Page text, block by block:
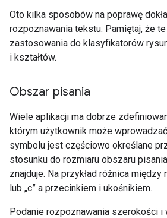
Oto kilka sposobów na poprawę
rozpoznawania tekstu. Pamiętaj, że
zastosowania do klasyfikatorów
i kształtów.
Obszar pisania
Wiele aplikacji ma dobrze
którym użytkownik może
symbolu jest częściowo określane
stosunku do rozmiaru obszaru
znajduje. Na przykład różnica między
lub „c” a przecinkiem i ukośnikiem.
Podanie rozpoznawania szerokości